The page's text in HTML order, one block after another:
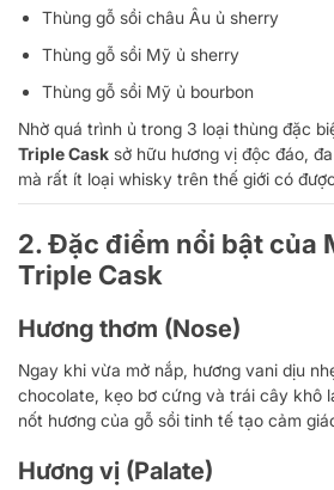
Thùng gỗ sồi châu Âu ủ sherry
Thùng gỗ sồi Mỹ ủ sherry
Thùng gỗ sồi Mỹ ủ bourbon
Nhờ quá trình ủ trong 3 loại thùng đặc
Triple Cask sở hữu hương vị độc đáo,
mà rất ít loại whisky trên thế giới có
2. Đặc điểm nổi bật của
Triple Cask
Hương thơm (Nose)
Ngay khi vừa mở nắp, hương vani dịu
chocolate, kẹo bơ cứng và trái cây khô
nốt hương của gỗ sồi tinh tế tạo cảm
Hương vị (Palate)